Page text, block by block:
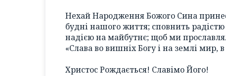
Нехай Народження Божого Сина
будні нашого життя; сповнить
надією на майбутнє; щоб ми
«Слава во вишніх Богу і на землі мир,
Христос Рождається! Славімо Його!